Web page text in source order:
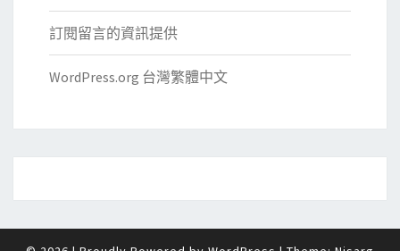
訂閱留言的資訊提供
WordPress.org 台灣繁體中文